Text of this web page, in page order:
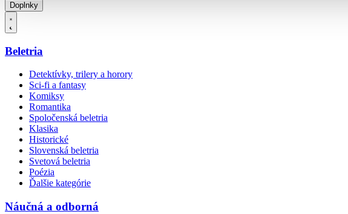
Doplnky
Beletria
Detektívky, trilery a horory
Sci-fi a fantasy
Komiksy
Romantika
Spoločenská beletria
Klasika
Historické
Slovenská beletria
Svetová beletria
Poézia
Ďalšie kategórie
Náučná a odborná